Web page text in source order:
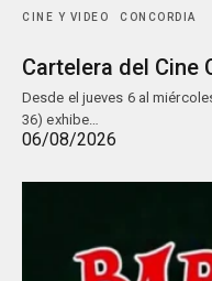
CINE Y VIDEO CONCORDIA
Cartelera del Cine
Desde el jueves 6 al
36) exhibe…
06/08/2026